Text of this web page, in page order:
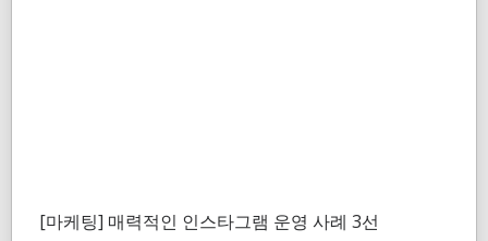
[마케팅] 매력적인 인스타그램 운영 사례 3선